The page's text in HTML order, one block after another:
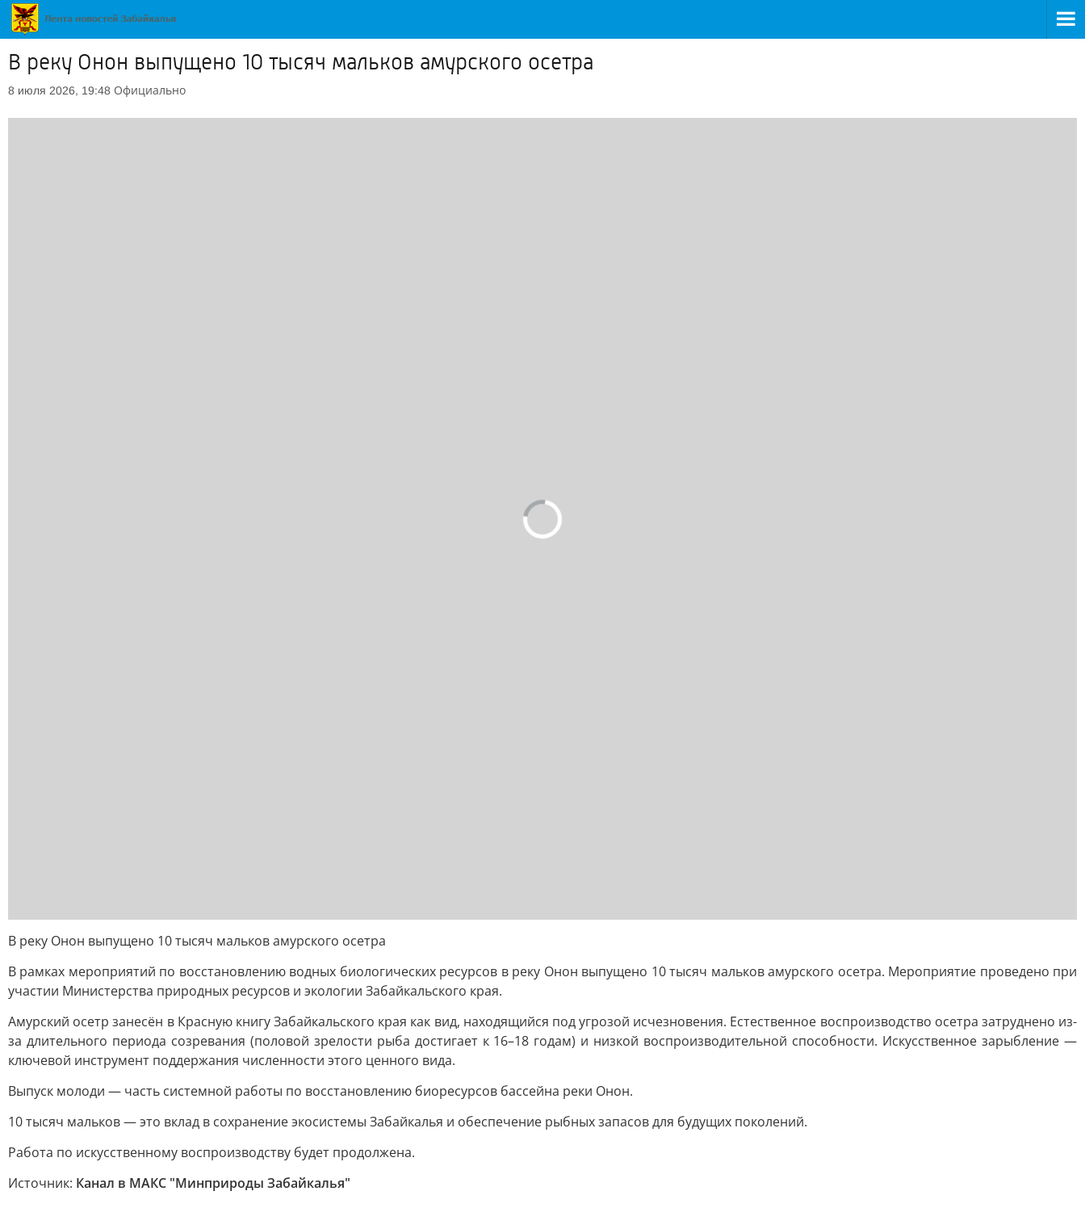
В реку Онон выпущено 10 тысяч мальков амурского осетра
8 июля 2026, 19:48 Официально
В реку Онон выпущено 10 тысяч мальков амурского осетра
В рамках мероприятий по восстановлению водных биологических ресурсов в реку Онон выпущено 10 тысяч мальков амурского осетра. Мероприятие проведено при
участии Министерства природных ресурсов и экологии Забайкальского края.
Амурский осетр занесён в Красную книгу Забайкальского края как вид, находящийся под угрозой исчезновения. Естественное воспроизводство осетра затруднено из-
за длительного периода созревания (половой зрелости рыба достигает к 16–18 годам) и низкой воспроизводительной способности. Искусственное зарыбление —
ключевой инструмент поддержания численности этого ценного вида.
Выпуск молоди — часть системной работы по восстановлению биоресурсов бассейна реки Онон.
10 тысяч мальков — это вклад в сохранение экосистемы Забайкалья и обеспечение рыбных запасов для будущих поколений.
Работа по искусственному воспроизводству будет продолжена.
Источник: Канал в МАКС "Минприроды Забайкалья"